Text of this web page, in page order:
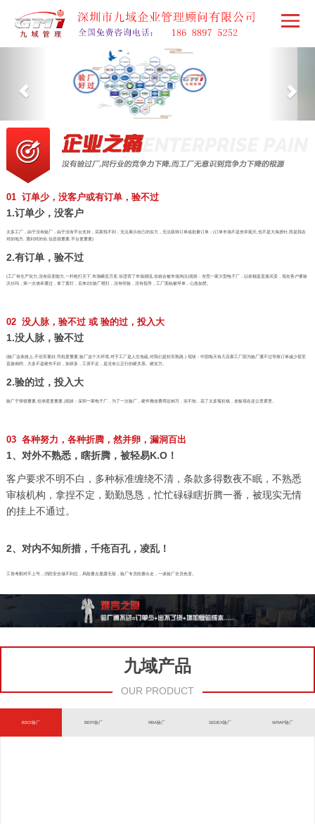
01 订单少，没客户或有订单，验不过
1.订单少，没客户
太多工厂，由于没有验厂，由于没有平台支持，买家找不到，无法展示自己的实力，无法获得订单或批量订单；(订单市场不是坐井观天,也不是大海捞针,而是我在
对的地方, 遇到对的你,信息很重要,平台更重要)
2.有订单，验不过
(工厂有生产实力,没有应变能力,一杆枪打天下,市场瞬息万变,你违背了市场潮流,你就会被市场淘汰)现状：东莞一家大型电子厂，以前都是直接买卖，现在客户要验
沃尔玛，第一次侥幸通过，拿了黄灯，后来2次验厂橙灯，没有经验，没有指导，工厂面临被停单，心急如焚。
02 没人脉，验不过 或 验的过，投入大
1.没人脉，验不过
(验厂这条路上,不但车要好,司机更重要,验厂这个大环境,对于工厂是人生地疏,对我们是轻车熟路.) 现状：中国每天有几百家工厂因为验厂通不过导致订单减少甚至
直接倒闭，大多不是硬件不好，加班多，工资不足，是没有公正行的硬关系、硬实力。
2.验的过，投入大
验厂子弹很重要,但准星更重要,)现状：深圳一家电子厂，为了一次验厂，硬件整改费用近80万，实不知，花了太多冤枉钱，老板现在还云里雾里。
03 各种努力，各种折腾，然并卵，漏洞百出
1、对外不熟悉，瞎折腾，被轻易K.O！
客户要求不明不白，多种标准缠绕不清，条款多得数夜不眠，不熟悉
审核机构，拿捏不定，勤勤恳恳，忙忙碌碌瞎折腾一番，被现实无情
的挂上不通过。
2、对内不知所措，千疮百孔，凌乱！
工资考勤对不上号，消防安全做不到位，风险重点显露无疑，验厂专员轮番出走，一谈验厂全员色变。
九域产品
OUR PRODUCT
BSCI验厂 BEPI验厂 RBA验厂 SEDEX验厂 WRAP验厂